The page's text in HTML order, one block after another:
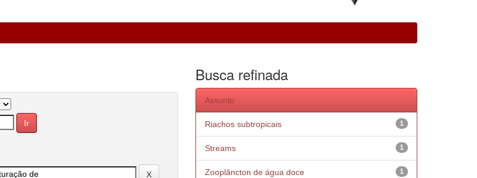
Busca refinada
Assunto
1
Riachos subtropicais
1
Streams
1
Zooplâncton de água doce